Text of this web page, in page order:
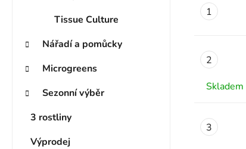
Tissue Culture
Nářadí a pomůcky
Microgreens
Sezonní výběr
3 rostliny
Výprodej
Skladem